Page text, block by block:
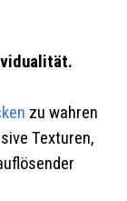
zu wahren
Texturen,